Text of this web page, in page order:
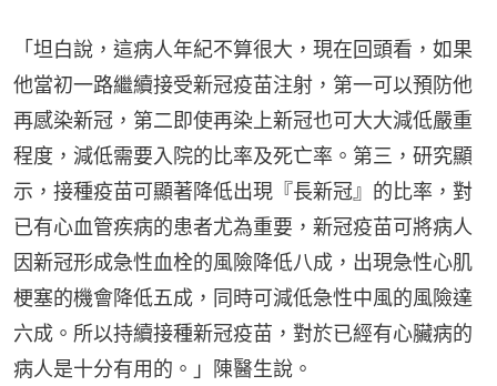
「坦白說，這病人年紀不算很大，現在回頭看，如果
他當初一路繼續接受新冠疫苗注射，第一可以預防他
再感染新冠，第二即使再染上新冠也可大大減低嚴重
程度，減低需要入院的比率及死亡率。第三，研究顯
示，接種疫苗可顯著降低出現『長新冠』的比率，對
已有心血管疾病的患者尤為重要，新冠疫苗可將病人
因新冠形成急性血栓的風險降低八成，出現急性心肌
梗塞的機會降低五成，同時可減低急性中風的風險達
六成。所以持續接種新冠疫苗，對於已經有心臟病的
病人是十分有用的。」陳醫生說。